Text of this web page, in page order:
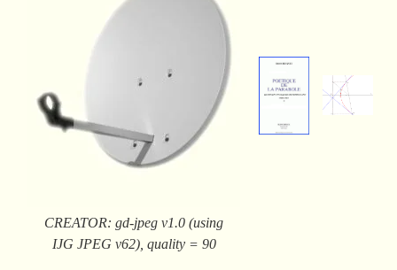
CREATOR: gd-jpeg v1.0 (using
IJG JPEG v62), quality = 90